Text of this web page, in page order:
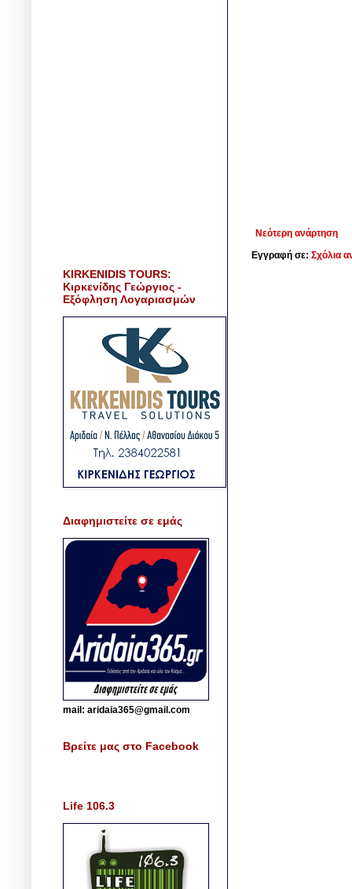
Νεότερη ανάρτηση
Εγγραφή σε: Σχόλια
KIRKENIDIS TOURS:
Κιρκενίδης Γεώργιος -
Εξόφληση Λογαριασμών
Διαφημιστείτε σε εμάς
mail: aridaia365@gmail.com
Βρείτε μας στο Facebook
Life 106.3